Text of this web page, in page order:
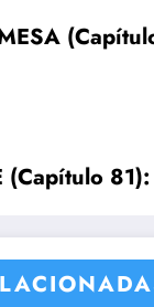
(Capítulo